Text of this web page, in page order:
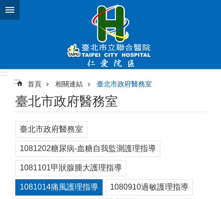
跳到主要內容區塊
:::
:::
首頁 相關連結 臺北市政府醫務室
臺北市政府醫務室
臺北市政府醫務室
1081202糖尿病-血糖自我監測護理指導
1081101甲狀腺腫大護理指導
1081014痛風護理指導 1080910過敏護理指導